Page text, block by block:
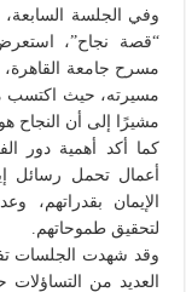
وفي الجلسة
“قصة نجاح”، استعرض
مسرح جامعة
مسيرته، حيث اكتسب
مشيرًا إلى أن النجاح
كما أكد أهمية دور
أعمال تحمل رسائل
الإيمان بقدراتهم،
لتحقيق طموحاتهم.
وقد شهدت الجلسات
العديد من التساؤلات